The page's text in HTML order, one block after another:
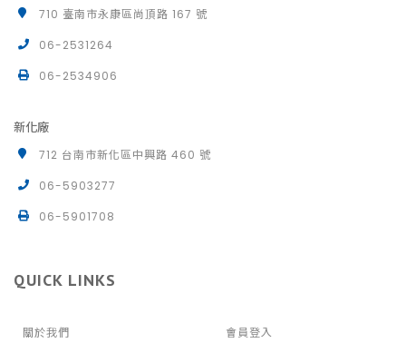
710 臺南市永康區尚頂路 167 號
06-2531264
06-2534906
新化廠
712 台南市新化區中興路 460 號
06-5903277
06-5901708
QUICK LINKS
關於我們
會員登入